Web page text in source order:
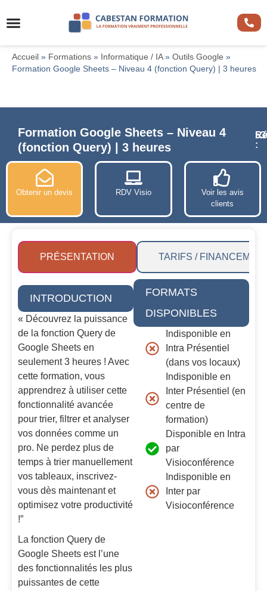
Accueil » Formations » Informatique / IA» Outils Google »
Formation Google Sheets – Niveau 4 (fonction Query) | 3 heures
Formation Google Sheets – Niveau 4
(fonction Query) | 3 heures
:
Obtenir un devis RDV Visio
Voir les avis
clients
PRÉSENTATION TARIFS /
INTRODUCTION
« Découvrez la puissance
de la fonction Query de
Google Sheets en
seulement 3 heures ! Avec
cette formation, vous
apprendrez à utiliser cette
fonctionnalité avancée
pour trier, filtrer et analyser
vos données comme un
pro. Ne perdez plus de
temps à trier manuellement
vos tableaux, inscrivez-
vous dès maintenant et
optimisez votre productivité
!”
La fonction Query de
Google Sheets est l’une
des fonctionnalités les plus
puissantes de cette
FORMATS
DISPONIBLES
Indisponible en
Intra Présentiel
(dans vos locaux)
Indisponible en
Inter Présentiel (en
centre de
formation)
Disponible en Intra
par
Visioconférence
Indisponible en
Inter par
Visioconférence